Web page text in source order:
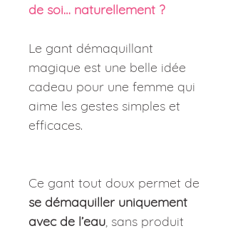
de soi… naturellement ?
Le gant démaquillant
magique est une belle idée
cadeau pour une femme qui
aime les gestes simples et
efficaces.
Ce gant tout doux permet de
se démaquiller uniquement
avec de l’eau, sans produit